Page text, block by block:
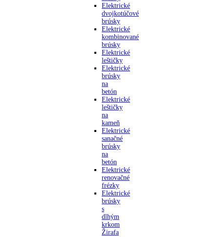
Elektrické
dvojkotúčové
brúsky
Elektrické
kombinované
brúsky
Elektrické
leštičky
Elektrické
brúsky
na
betón
Elektrické
leštičky
na
kameň
Elektrické
sanačné
brúsky
na
betón
Elektrické
renovačné
frézky
Elektrické
brúsky
s
dlhým
krkom
Žirafa